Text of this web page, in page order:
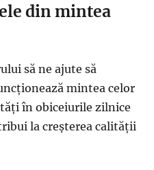
din mintea
să ne ajute să
mintea celor
în obiceiurile zilnice
la creșterea calității